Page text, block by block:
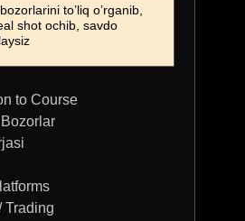
to Course
Trading
to’liq o’rganib,
shot ochib, savdo